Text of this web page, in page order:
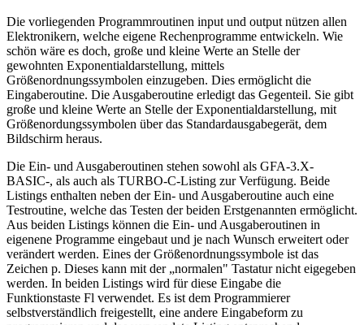
Die vorliegenden Programmroutinen input und output nützen allen
Elektronikern, welche eigene Rechenprogramme entwickeln. Wie
schön wäre es doch, große und kleine Werte an Stelle der
gewohnten Exponentialdarstellung, mittels
Größenordnungssymbolen einzugeben. Dies ermöglicht die
Eingaberoutine. Die Ausgaberoutine erledigt das Gegenteil. Sie gibt
große und kleine Werte an Stelle der Exponentialdarstellung, mit
Größenordungssymbolen über das Standardausgabegerät, dem
Bildschirm heraus.
Die Ein- und Ausgaberoutinen stehen sowohl als GFA-3.X-
BASIC-, als auch als TURBO-C-Listing zur Verfügung. Beide
Listings enthalten neben der Ein- und Ausgaberoutine auch eine
Testroutine, welche das Testen der beiden Erstgenannten ermöglicht.
Aus beiden Listings können die Ein- und Ausgaberoutinen in
eigenene Programme eingebaut und je nach Wunsch erweitert oder
verändert werden. Eines der Größenordnungssymbole ist das
Zeichen p. Dieses kann mit der „normalen" Tastatur nicht eigegeben
werden. In beiden Listings wird für diese Eingabe die
Funktionstaste Fl verwendet. Es ist dem Programmierer
selbstverständlich freigestellt, eine andere Eingabeform zu